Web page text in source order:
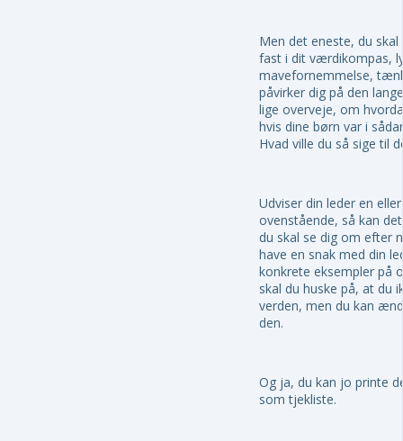
Men det eneste, du
fast i dit værdikompas,
mavefornemmelse,
påvirker dig på den
lige overveje, om
hvis dine børn var i
Hvad ville du så sige til
Udviser din leder en
ovenstående, så kan
du skal se dig om efter
have en snak med din
konkrete eksempler på
skal du huske på, at du
verden, men du kan
den.
Og ja, du kan jo printe
som tjekliste.